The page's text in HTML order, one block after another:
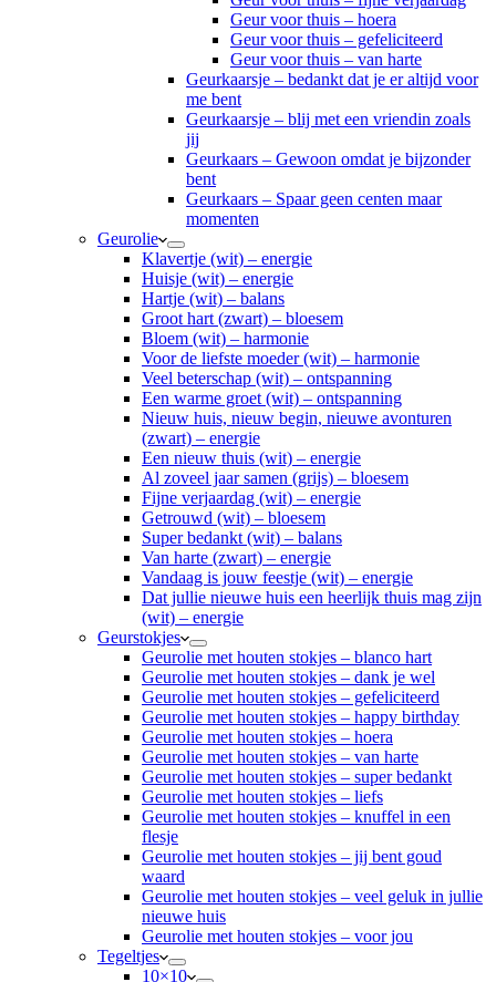
Geur voor thuis – hoera
Geur voor thuis – gefeliciteerd
Geur voor thuis – van harte
Geurkaarsje – bedankt dat je er altijd voor
me bent
Geurkaarsje – blij met een vriendin zoals
jij
Geurkaars – Gewoon omdat je bijzonder
bent
Geurkaars – Spaar geen centen maar
momenten
Geurolie
Klavertje (wit) – energie
Huisje (wit) – energie
Hartje (wit) – balans
Groot hart (zwart) – bloesem
Bloem (wit) – harmonie
Voor de liefste moeder (wit) – harmonie
Veel beterschap (wit) – ontspanning
Een warme groet (wit) – ontspanning
Nieuw huis, nieuw begin, nieuwe avonturen
(zwart) – energie
Een nieuw thuis (wit) – energie
Al zoveel jaar samen (grijs) – bloesem
Fijne verjaardag (wit) – energie
Getrouwd (wit) – bloesem
Super bedankt (wit) – balans
Van harte (zwart) – energie
Vandaag is jouw feestje (wit) – energie
Dat jullie nieuwe huis een heerlijk thuis mag zijn
(wit) – energie
Geurstokjes
Geurolie met houten stokjes – blanco hart
Geurolie met houten stokjes – dank je wel
Geurolie met houten stokjes – gefeliciteerd
Geurolie met houten stokjes – happy birthday
Geurolie met houten stokjes – hoera
Geurolie met houten stokjes – van harte
Geurolie met houten stokjes – super bedankt
Geurolie met houten stokjes – liefs
Geurolie met houten stokjes – knuffel in een
flesje
Geurolie met houten stokjes – jij bent goud
waard
Geurolie met houten stokjes – veel geluk in jullie
nieuwe huis
Geurolie met houten stokjes – voor jou
Tegeltjes
10×10